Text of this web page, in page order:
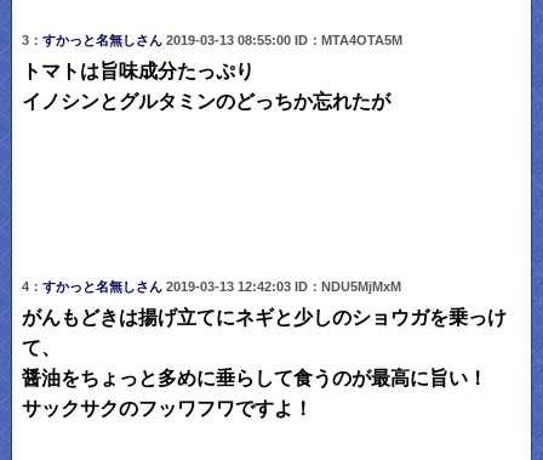
3： すかっと名無しさん 2019-03-13 08:55:00 ID：MTA4OTA5M
トマトは旨味成分たっぷり
イノシンとグルタミンのどっちか忘れたが
4： すかっと名無しさん 2019-03-13 12:42:03 ID：NDU5MjMxM
がんもどきは揚げ立てにネギと少しのショウガを乗っけ
て、
醤油をちょっと多めに垂らして食うのが最高に旨い！
サックサクのフッワフワですよ！